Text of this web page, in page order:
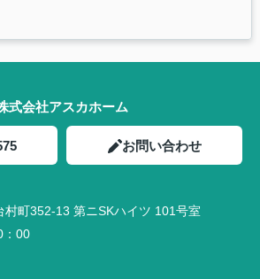
式会社アスカホーム
お問い合わせ
村町352-13 第ニSKハイツ 101号室
：00